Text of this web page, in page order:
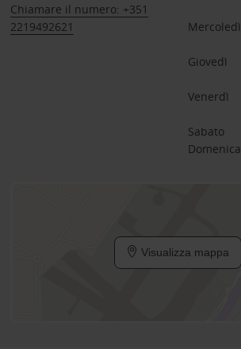
Chiamare il numero: +351
2219492621
Mercoledì
Giovedì
Venerdì
Sabato
Domenica
Visualizza mappa